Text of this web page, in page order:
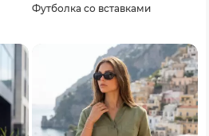
Футболка со вставками